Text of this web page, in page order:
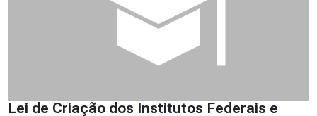
Lei de Criação dos Institutos Federais e